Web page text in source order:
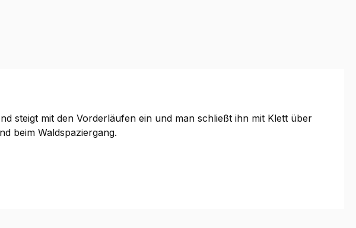
steigt mit den Vorderläufen ein und man schließt ihn mit Klett über
beim Waldspaziergang.